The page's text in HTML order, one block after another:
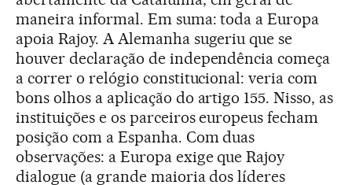
maneira informal. Em suma: toda a Europa
apoia Rajoy. A Alemanha sugeriu que se
houver declaração de independência começa
a correr o relógio constitucional: veria com
bons olhos a aplicação do artigo 155. Nisso, as
instituições e os parceiros europeus fecham
posição com a Espanha. Com duas
observações: a Europa exige que Rajoy
dialogue (a grande maioria dos líderes